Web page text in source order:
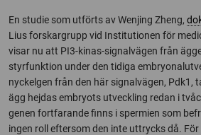
En studie som utförts av Wenjing Zheng,
Lius forskargrupp vid Institutionen för
visar nu att PI3-kinas-signalvägen från
styrfunktion under den tidiga
nyckelgen från den här signalvägen, Pdk1,
ägg hejdas embryots utveckling redan i
genen fortfarande finns i spermien som
ingen roll eftersom den inte uttrycks då.